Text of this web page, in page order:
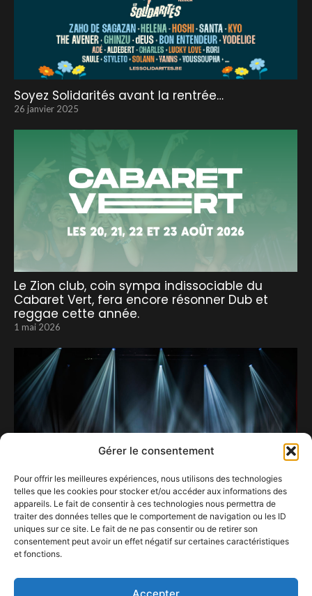
Gérer le consentement
Pour offrir les meilleures expériences, nous utilisons des technologies
telles que les cookies pour stocker et/ou accéder aux informations des
appareils. Le fait de consentir à ces technologies nous permettra de
traiter des données telles que le comportement de navigation ou les ID
uniques sur ce site. Le fait de ne pas consentir ou de retirer son
consentement peut avoir un effet négatif sur certaines caractéristiques
et fonctions.
Accepter
Soyez Solidarités avant la rentrée…
26 janvier 2025
Le Zion club, coin sympa indissociable du
Cabaret Vert, fera encore résonner Dub et
reggae cette année.
1 mai 2026
Zaho enflamme Bruxelles : deuxième date, et
27 février 2026